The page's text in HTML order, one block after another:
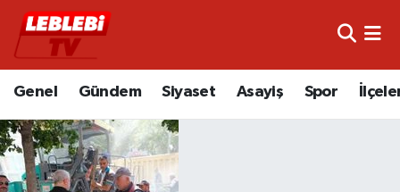
Genel Gündem Siyaset Asayiş Spor
Hava Durumu
Trafik Durumu